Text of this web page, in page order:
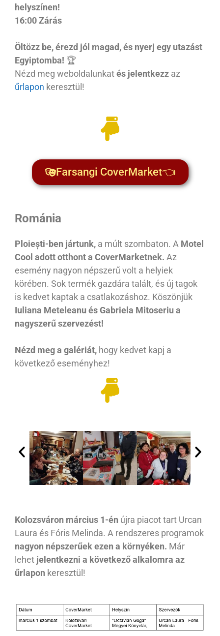
helyszínen!
16:00 Zárás
Öltözz be, érezd jól magad, és nyerj egy utazást
Egyiptomba! 🏆
Nézd meg weboldalunkatés jelentkezz az
űrlapon keresztül!
Farsangi CoverMarket👈
Románia
Ploiești-ben jártunk, a múlt szombaton. A Motel
Cool adott otthont a CoverMarketnek. Az
esemény nagyon népszerű volt a helyiek
körében. Sok termék gazdára talált, és új tagok
is kedvet kaptak a csatlakozáshoz. Köszönjük
Iuliana Meteleanu és Gabriela Mitoseriu a
nagyszerű szervezést!
Nézd meg a galériát, hogy kedvet kapj a
következő eseményhez!
Kolozsváron március 1-én újra piacot tart Urcan
Laura és Fóris Melinda. A rendszeres programok
nagyon népszerűek ezen a környéken. Már
lehet jelentkezni a következő alkalomra az
űrlapon keresztül!